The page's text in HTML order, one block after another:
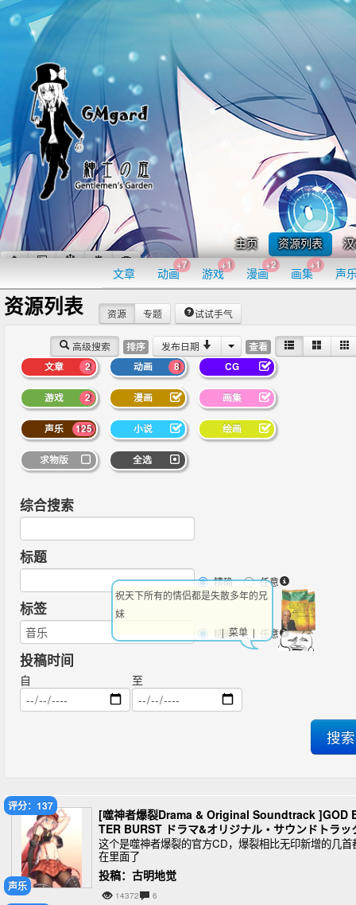
主页 资源列表
文章 动画
+7
游戏
+1
漫画
+2
画集
+1
声
资源列表
高级搜索 排序 发布日期 查看
资源 专题 试试手气
2
文章 8
动画 CG
2
游戏 漫画 画集
125
声乐 小说 绘画
求物版 全选
综合搜索
标题
精确 任意
标签
精确 任意
投稿时间
自 至
声乐
评分：137
[噬神者爆裂Drama & Original Soundtrack ]GOD
TER BURST ドラマ&オリジナル・サウンドトラッ
[320KMP3]
这个是噬神者爆裂的官方CD，爆裂相比无印新增的几首
在里面了
投稿：古明地觉
14372 6
祝天下所有的情侣都是失散多年的兄
妹
| 菜单 |